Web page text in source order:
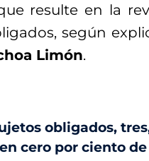
resulte en la
según
Limón.
obligados,
cero por ciento